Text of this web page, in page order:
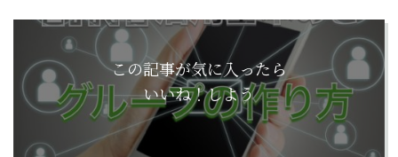
この記事が気に入ったら
いいね！しよう